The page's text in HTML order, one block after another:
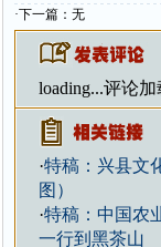
·下一篇：无
loading...评论加
·特稿：兴县文
图）
·特稿：中国农
一行到黑茶山